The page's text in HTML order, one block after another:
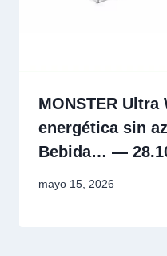
MONSTER
energética sin
Bebida… —
mayo 15, 2026